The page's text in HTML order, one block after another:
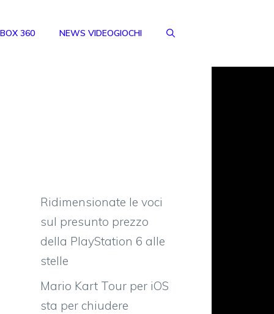
360 NEWS VIDEOGIOCHI
Ridimensionate le voci
sul presunto prezzo
della PlayStation 6 alle
stelle
Mario Kart Tour per iOS
sta per chiudere